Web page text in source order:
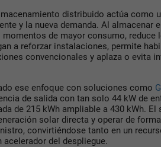
distribuido actúa como
y la nueva demanda. Al almacenar
de mayor consumo, reduce
a reforzar instalaciones, permite
convencionales y aplaza o evita
ese enfoque con soluciones como
de salida con tan solo 44 kW de
de 215 kWh ampliable a 430 kWh. El
solar directa y operar de
convirtiéndose tanto en un
del despliegue.